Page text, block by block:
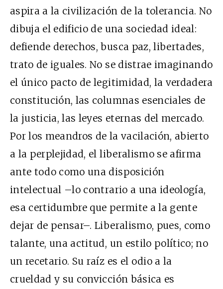
aspira a la civilización de la tolerancia. No
dibuja el edificio de una sociedad ideal:
defiende derechos, busca paz, libertades,
trato de iguales. No se distrae imaginando
el único pacto de legitimidad, la verdadera
constitución, las columnas esenciales de
la justicia, las leyes eternas del mercado.
Por los meandros de la vacilación, abierto
a la perplejidad, el liberalismo se afirma
ante todo como una disposición
intelectual –lo contrario a una ideología,
esa certidumbre que permite a la gente
dejar de pensar–. Liberalismo, pues, como
talante, una actitud, un estilo político; no
un recetario. Su raíz es el odio a la
crueldad y su convicción básica es